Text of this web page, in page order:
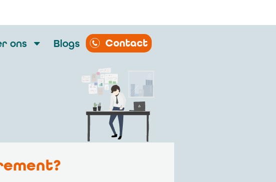
ons Blogs Contact